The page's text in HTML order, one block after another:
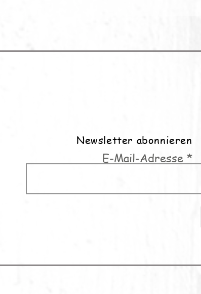
Newsletter abonnieren
E-Mail-Adresse